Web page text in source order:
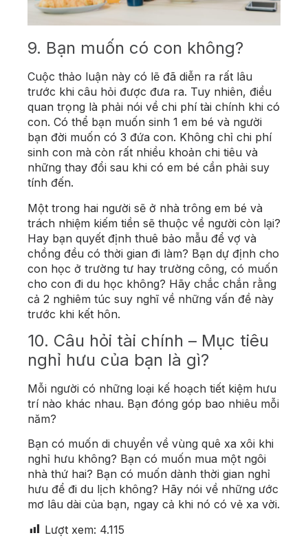
9. Bạn muốn có con không?
Cuộc thảo luận này có lẽ đã diễn ra rất lâu
trước khi câu hỏi được đưa ra. Tuy nhiên, điều
quan trọng là phải nói về chi phí tài chính khi có
con. Có thể bạn muốn sinh 1 em bé và người
bạn đời muốn có 3 đứa con. Không chỉ chi phí
sinh con mà còn rất nhiều khoản chi tiêu và
những thay đổi sau khi có em bé cần phải suy
tính đến.
Một trong hai người sẽ ở nhà trông em bé và
trách nhiệm kiếm tiền sẽ thuộc về người còn lại?
Hay bạn quyết định thuê bảo mẫu để vợ và
chồng đều có thời gian đi làm? Bạn dự định cho
con học ở trường tư hay trường công, có muốn
cho con đi du học không? Hãy chắc chắn rằng
cả 2 nghiêm túc suy nghĩ về những vấn đề này
trước khi kết hôn.
10. Câu hỏi tài chính – Mục tiêu
nghỉ hưu của bạn là gì?
Mỗi người có những loại kế hoạch tiết kiệm hưu
trí nào khác nhau. Bạn đóng góp bao nhiêu mỗi
năm?
Bạn có muốn di chuyển về vùng quê xa xôi khi
nghỉ hưu không? Bạn có muốn mua một ngôi
nhà thứ hai? Bạn có muốn dành thời gian nghỉ
hưu để đi du lịch không? Hãy nói về những ước
mơ lâu dài của bạn, ngay cả khi nó có vẻ xa vời.
Lượt xem: 4.115